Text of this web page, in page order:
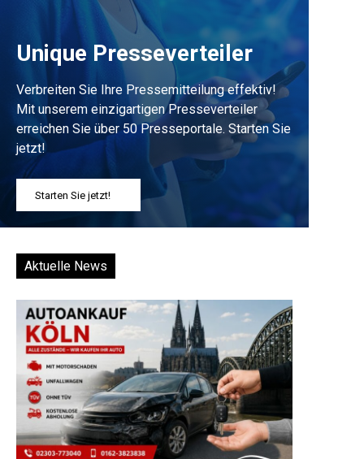
Unique Presseverteiler
Verbreiten Sie Ihre Pressemitteilung effektiv!
Mit unserem einzigartigen Presseverteiler
erreichen Sie über 50 Presseportale. Starten Sie
jetzt!
Starten Sie jetzt!
Aktuelle News